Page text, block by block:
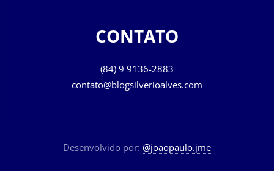
CONTATO
(84) 9 9136-2883
contato@blogsilverioalves.com
Desenvolvido por: @joaopaulo.jme